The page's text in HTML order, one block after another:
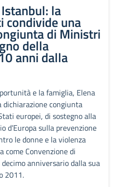
la
condivide una
di Ministri
della
anni dalla
e la famiglia, Elena
congiunta
europei, di sostegno alla
d’Europa sulla prevenzione
le donne e la violenza
come Convenzione di
anniversario dalla sua
2011.